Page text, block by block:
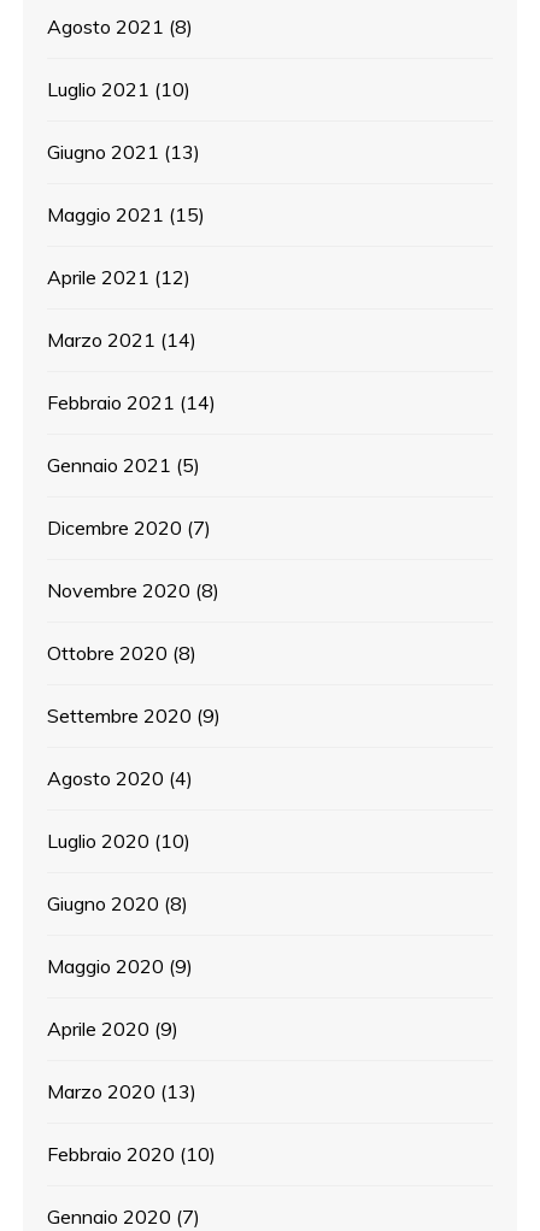
Agosto 2021 (8)
Luglio 2021 (10)
Giugno 2021 (13)
Maggio 2021 (15)
Aprile 2021 (12)
Marzo 2021 (14)
Febbraio 2021 (14)
Gennaio 2021 (5)
Dicembre 2020 (7)
Novembre 2020 (8)
Ottobre 2020 (8)
Settembre 2020 (9)
Agosto 2020 (4)
Luglio 2020 (10)
Giugno 2020 (8)
Maggio 2020 (9)
Aprile 2020 (9)
Marzo 2020 (13)
Febbraio 2020 (10)
Gennaio 2020 (7)